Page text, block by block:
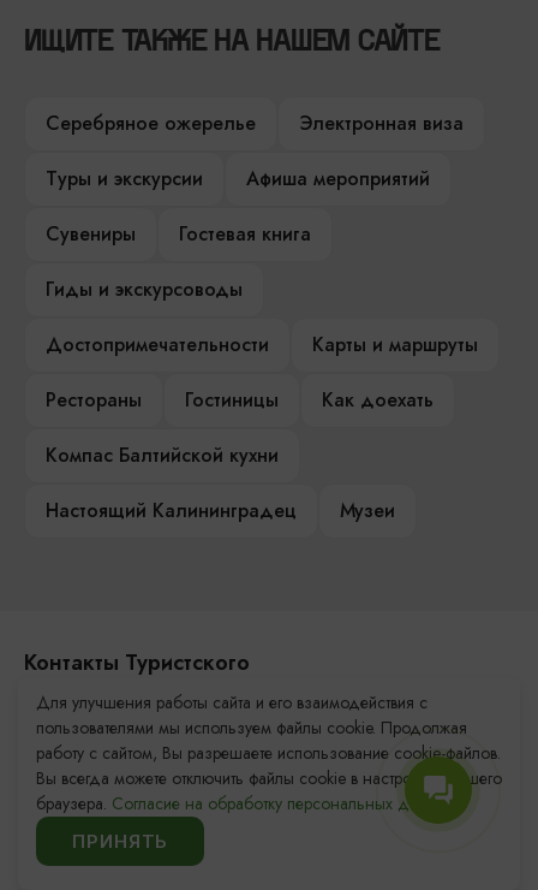
ИЩИТЕ ТАКЖЕ НА НАШЕМ САЙТЕ
Серебряное ожерелье
Электронная виза
Туры и экскурсии
Афиша мероприятий
Сувениры
Гостевая книга
Гиды и экскурсоводы
Достопримечательности
Карты и маршруты
Рестораны
Гостиницы
Как доехать
Компас Балтийской кухни
Настоящий Калининградец
Музеи
Контакты Туристского
информационного центра
+7 (4012) 555-200
8 (800) 200-55-39
info@visit-kaliningrad.ru
Для улучшения работы сайта и его взаимодействия с
пользователями мы используем файлы cookie. Продолжая
работу с сайтом, Вы разрешаете использование cookie-файлов.
Вы всегда можете отключить файлы cookie в настройках Вашего
браузера. Согласие на обработку персональных данных.
ПРИНЯТЬ